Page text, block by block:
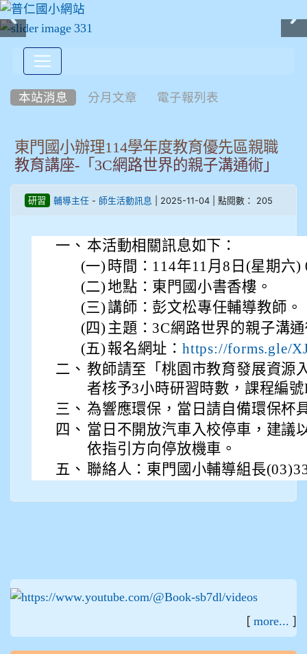
本站消息 分月文章 電子報列表
東門國小辦理114學年度教育優先區親職
教育講座-「3C網路世界的親子溝通術」
研習 輔導主任- 師生活動訊息 | 2025-11-04 | 點閱數： 205
一、 本活動相關訊息如下：
(一) 時間：114年11月8日(星期六)
(二)地點：東門國小書香樓。
(三)講師：彭文松專任輔導教師。
(四) 主題：3C網路世界的親子溝
(五) 報名網址： https://forms.gle/
二、 教師請至「桃園市教育發展資源
者核予3小時研習時數，課程編
三、 為響應環保，當日請自備環保杯
四、 當日不開放汽車入校停車，建議
依指引方向停放機車。
五、 聯絡人：東門國小輔導組長
[ more... ]